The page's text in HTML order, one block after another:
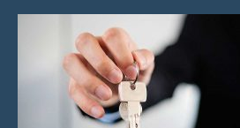
Перейти
содержимому